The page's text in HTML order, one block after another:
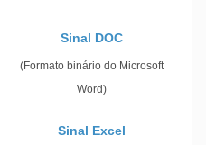
Sinal DOC
(Formato binário do Microsoft
Word)
Sinal Excel